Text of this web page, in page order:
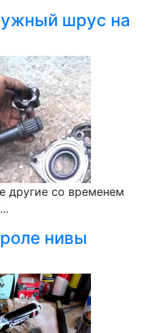
шрус на
другие со временем
нивы